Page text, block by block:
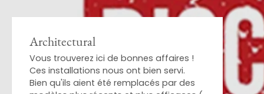
Architectural
Vous trouverez ici de bonnes affaires !
Ces installations nous ont bien servi.
Bien qu'ils aient été remplacés par des